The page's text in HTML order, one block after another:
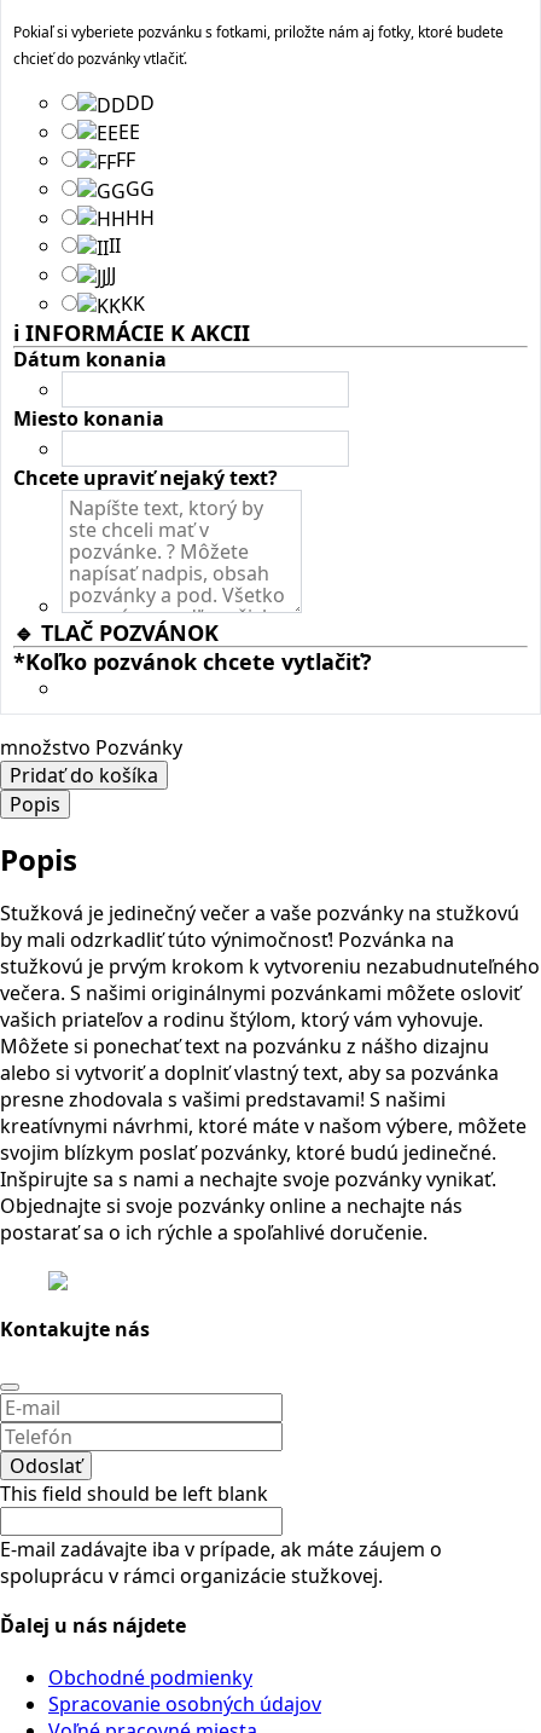
Pokiaľ si vyberiete pozvánku s fotkami, priložte nám aj fotky, ktoré budete
chcieť do pozvánky vtlačiť.
DD
EE
FF
GG
HH
II
JJ
KK
ℹ️ INFORMÁCIE K AKCII
Dátum konania
Miesto konania
Chcete upraviť nejaký text?
🔹️ TLAČ POZVÁNOK
*Koľko pozvánok chcete vytlačiť?
množstvo Pozvánky
Pridať do košíka
Popis
Popis
Stužková je jedinečný večer a vaše pozvánky na stužkovú
by mali odzrkadliť túto výnimočnosť! Pozvánka na
stužkovú je prvým krokom k vytvoreniu nezabudnuteľného
večera. S našimi originálnymi pozvánkami môžete osloviť
vašich priateľov a rodinu štýlom, ktorý vám vyhovuje.
Môžete si ponechať text na pozvánku z nášho dizajnu
alebo si vytvoriť a doplniť vlastný text, aby sa pozvánka
presne zhodovala s vašimi predstavami! S našimi
kreatívnymi návrhmi, ktoré máte v našom výbere, môžete
svojim blízkym poslať pozvánky, ktoré budú jedinečné.
Inšpirujte sa s nami a nechajte svoje pozvánky vynikať.
Objednajte si svoje pozvánky online a nechajte nás
postarať sa o ich rýchle a spoľahlivé doručenie.
Kontakujte nás
Odoslať
This field should be left blank
E-mail zadávajte iba v prípade, ak máte záujem o
spoluprácu v rámci organizácie stužkovej.
Ďalej u nás nájdete
Obchodné podmienky
Spracovanie osobných údajov